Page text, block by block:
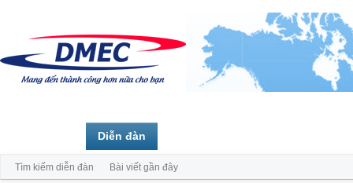
Diễn đàn
Tìm kiếm diễn đàn Bài viết gần đây